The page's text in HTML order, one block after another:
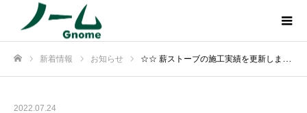
新着情報 お知らせ ☆☆ 薪ストーブの施工実績を更新しました ☆☆
2022.07.24